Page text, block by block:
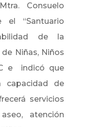
Consuelo
el “Santuario
de la
Niñas, Niños
e indicó que
capacidad de
servicios
atención